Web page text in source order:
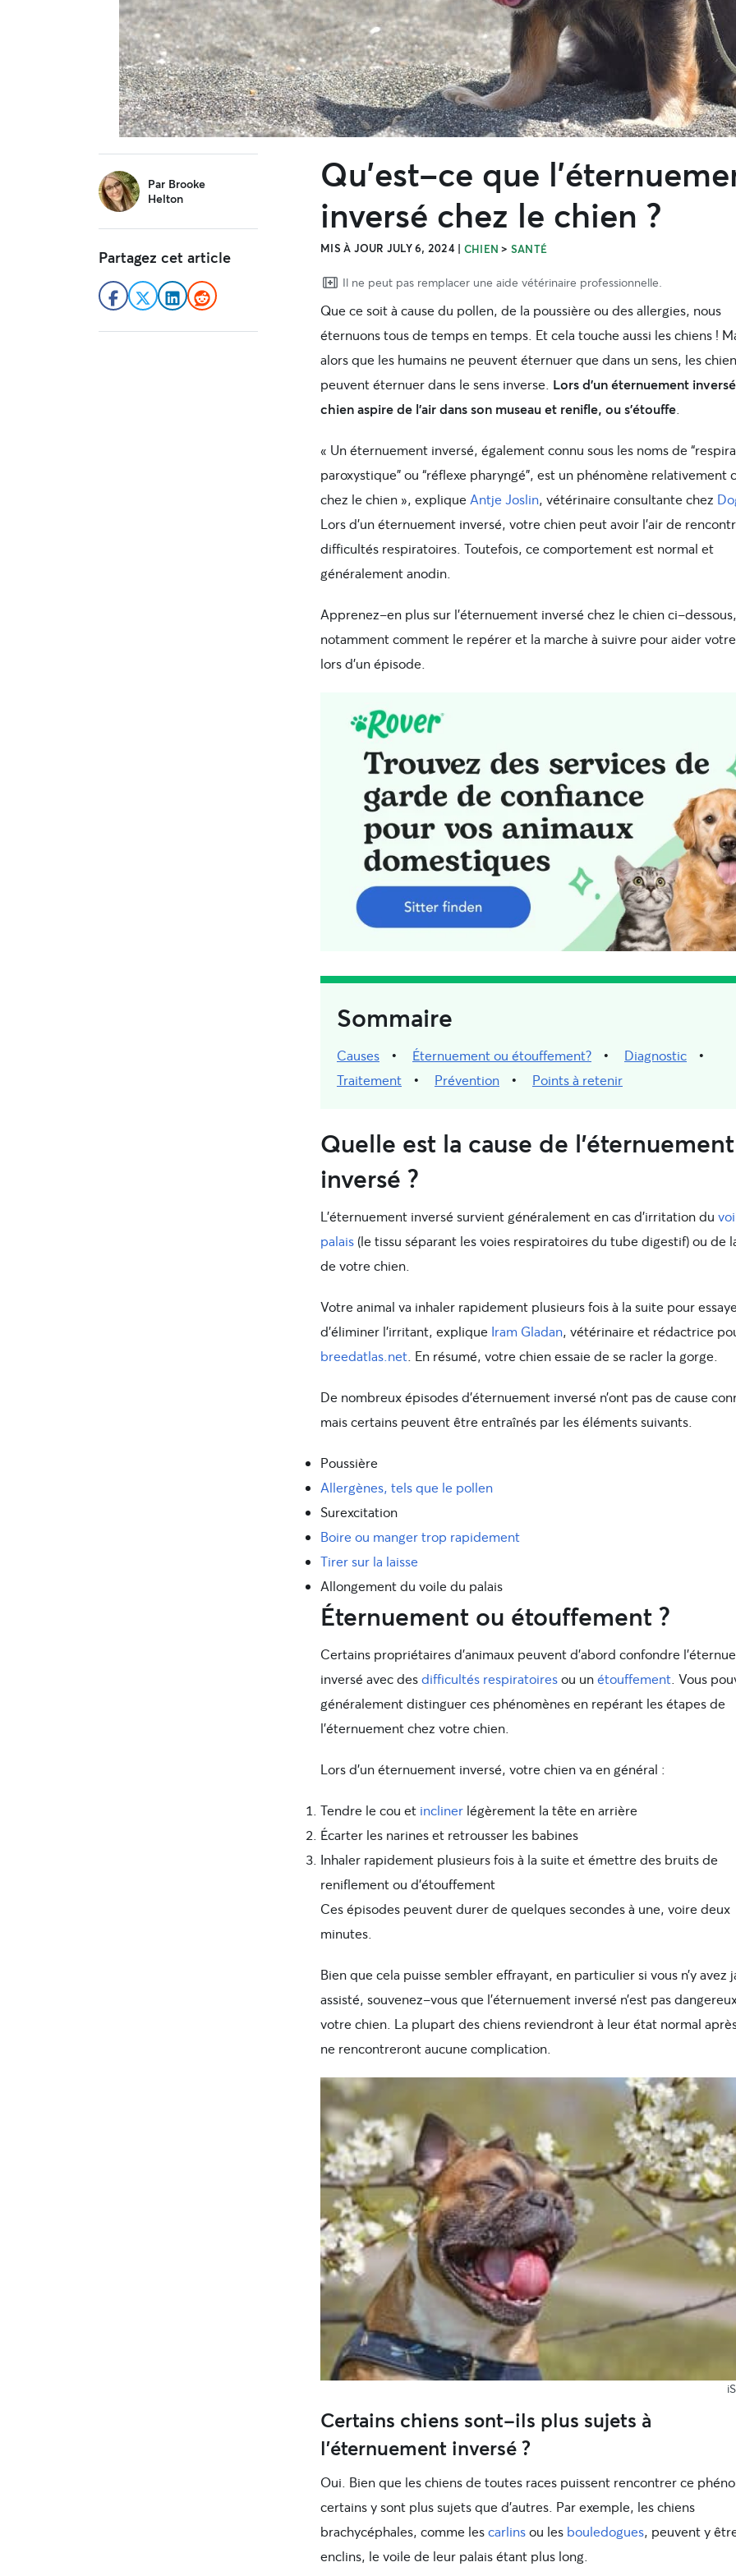
Qu’est-ce que
inversé chez le chien ?
MIS À JOUR JULY 6, 2024 | CHIEN > SANTÉ
Il ne peut pas remplacer une aide vétérinaire professionnelle.
Que ce soit à cause du pollen, de la poussière ou des allergies, nous
éternuons tous de temps en temps. Et cela touche aussi les chiens !
alors que les humains ne peuvent éternuer que dans un sens, les
peuvent éternuer dans le sens inverse. Lors d’un éternuement
chien aspire de l’air dans son museau et renifle, ou s’étouffe
« Un éternuement inversé, également connu sous les noms de
paroxystique” ou “réflexe pharyngé”, est un phénomène relativement
chez le chien », explique Antje Joslin, vétérinaire consultante chez
Lors d’un éternuement inversé, votre chien peut avoir l’air de
difficultés respiratoires. Toutefois, ce comportement est normal et
généralement anodin.
Apprenez-en plus sur l’éternuement inversé chez le chien ci-dessous,
notamment comment le repérer et la marche à suivre pour aider
lors d’un épisode.
Sommaire
Causes Éternuement ou étouffement?
Diagnostic
Traitement
Prévention Points à retenir
Quelle est la cause de l’éternuement
inversé ?
L’éternuement inversé survient généralement en cas d’irritation du
palais (le tissu séparant les voies respiratoires du tube digestif) ou de
de votre chien.
Votre animal va inhaler rapidement plusieurs fois à la suite pour
d’éliminer l’irritant, explique Iram Gladan, vétérinaire et rédactrice
breedatlas.net . En résumé, votre chien essaie de se racler la gorge.
De nombreux épisodes d’éternuement inversé n’ont pas de cause
mais certains peuvent être entraînés par les éléments suivants.
Poussière
Allergènes, tels que le pollen
Surexcitation
Boire ou manger trop rapidement
Tirer sur la laisse
Allongement du voile du palais
Éternuement ou étouffement ?
Certains propriétaires d’animaux peuvent d’abord confondre
inversé avec desdifficultés respiratoiresou unétouffement . Vous
généralement distinguer ces phénomènes en repérant les étapes de
l’éternuement chez votre chien.
Lors d’un éternuement inversé, votre chien va en général :
Tendre le cou et incliner légèrement la tête en arrière
Écarter les narines et retrousser les babines
Inhaler rapidement plusieurs fois à la suite et émettre des bruits de
reniflement ou d’étouffement
Ces épisodes peuvent durer de quelques secondes à une, voire deux
minutes.
Bien que cela puisse sembler effrayant, en particulier si vous n’y avez
assisté, souvenez-vous que l’éternuement inversé n’est pas
votre chien. La plupart des chiens reviendront à leur état normal
ne rencontreront aucune complication.
Certains chiens sont-ils plus sujets à
l’éternuement inversé ?
Oui. Bien que les chiens de toutes races puissent rencontrer ce
certains y sont plus sujets que d’autres. Par exemple, les chiens
brachycéphales, comme lescarlinsou les bouledogues, peuvent y
enclins, le voile de leur palais étant plus long.
sidebar
Par Brooke
Helton
Partagez cet article